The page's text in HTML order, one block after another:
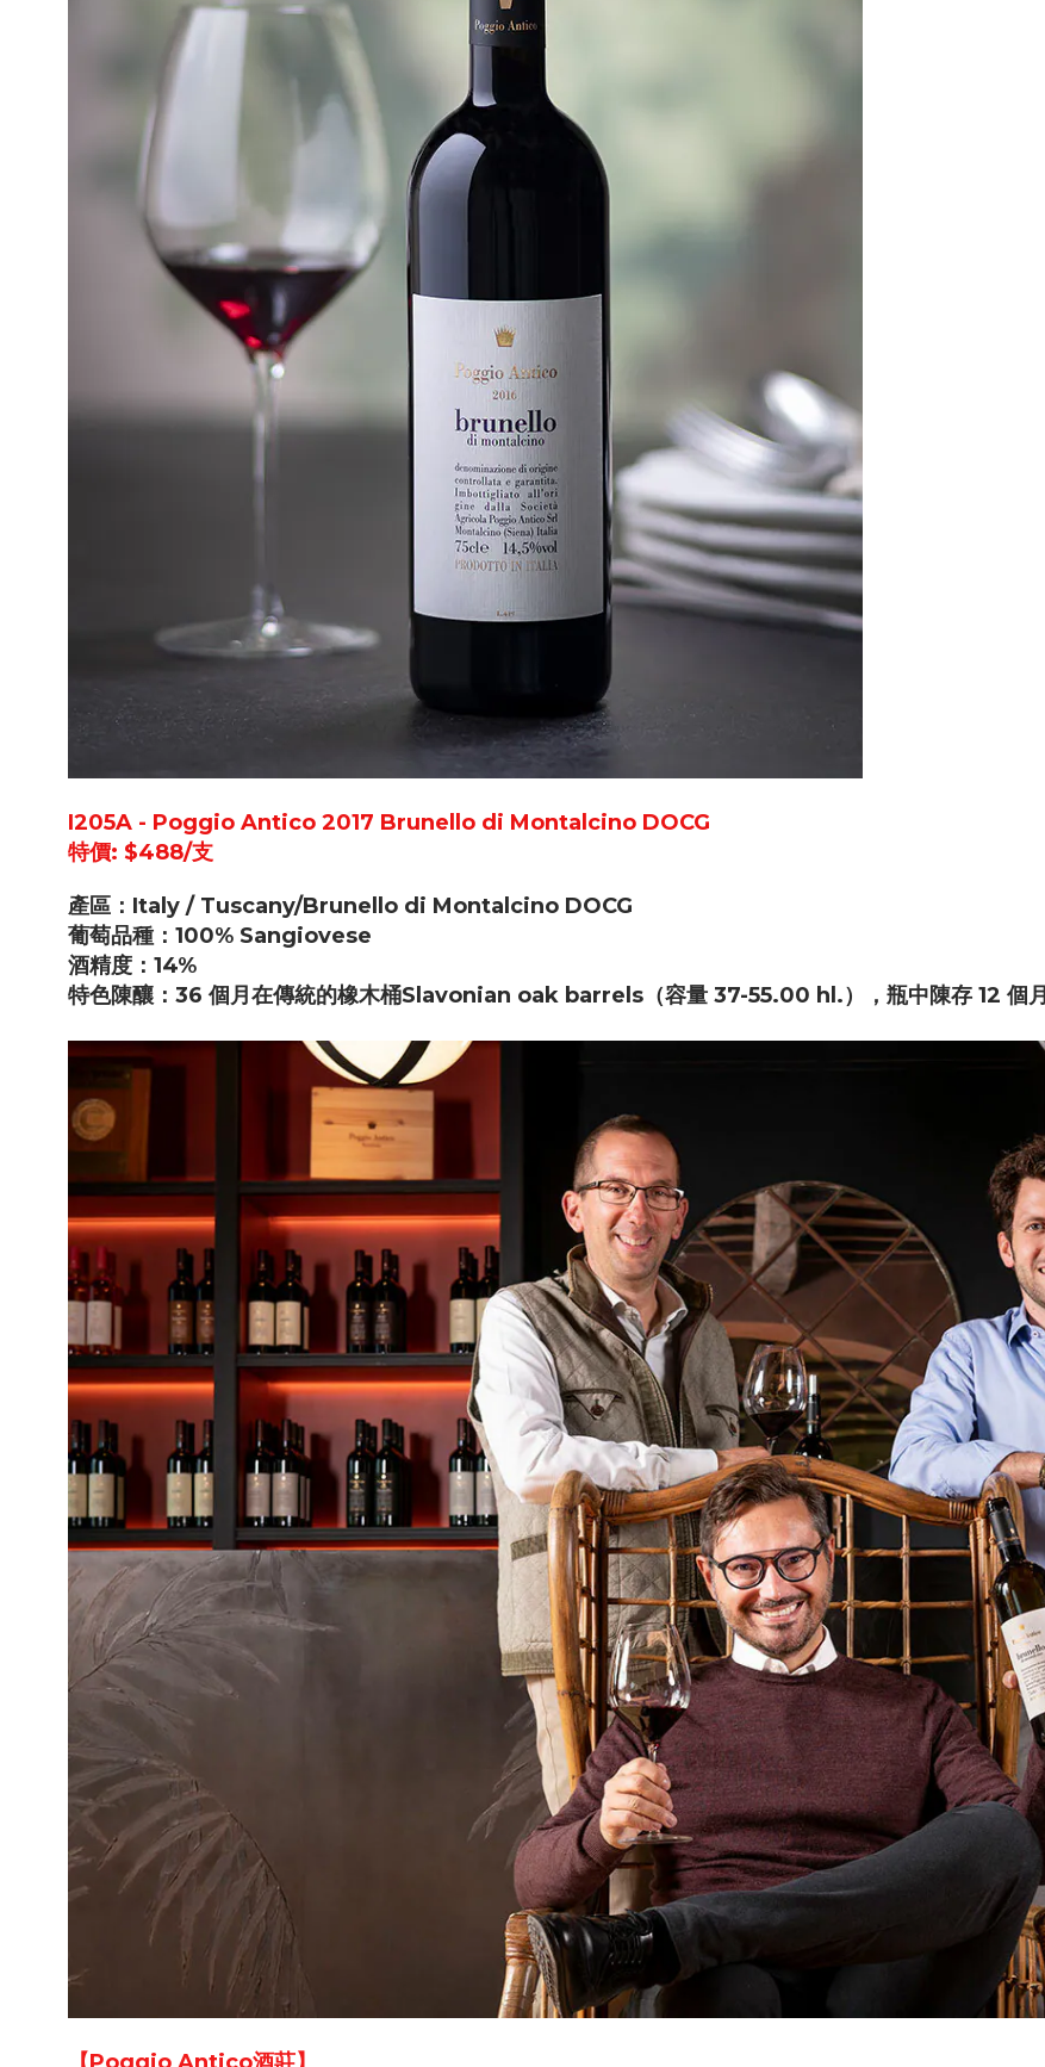
I205A - Poggio Antico 2017 Brunello di Montalcino DOCG
特價: $488/支
產區：Italy / Tuscany/Brunello di Montalcino DOCG
葡萄品種：100% Sangiovese
酒精度：14%
特色陳釀：36 個月在傳統的橡木桶Slavonian oak barrels（容量 37-55.00 hl.），瓶中陳存 12 個月